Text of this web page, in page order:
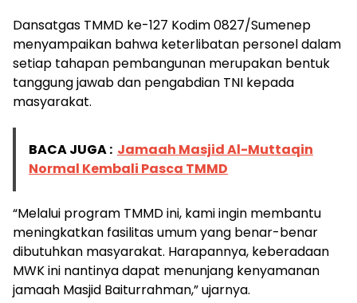
Dansatgas TMMD ke-127 Kodim 0827/Sumenep
menyampaikan bahwa keterlibatan personel dalam
setiap tahapan pembangunan merupakan bentuk
tanggung jawab dan pengabdian TNI kepada
masyarakat.
BACA JUGA : Jamaah Masjid Al-Muttaqin
Normal Kembali Pasca TMMD
“Melalui program TMMD ini, kami ingin membantu
meningkatkan fasilitas umum yang benar-benar
dibutuhkan masyarakat. Harapannya, keberadaan
MWK ini nantinya dapat menunjang kenyamanan
jamaah Masjid Baiturrahman,” ujarnya.